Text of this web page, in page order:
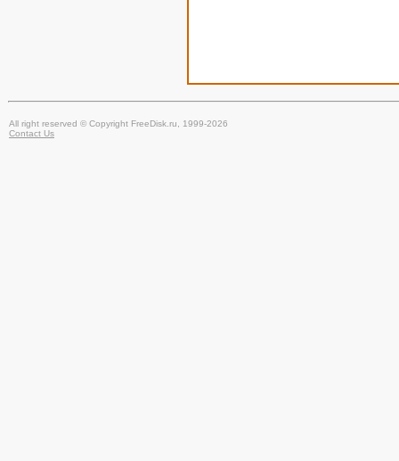
All right reserved © Copyright FreeDisk.ru, 1999-2026
Contact Us